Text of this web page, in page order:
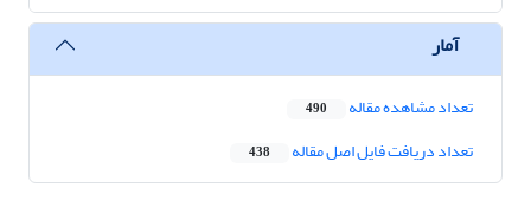
آمار
تعداد مشاهده مقاله 490
تعداد دریافت فایل اصل مقاله 438